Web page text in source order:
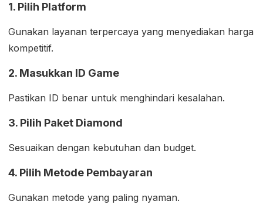
1. Pilih Platform
Gunakan layanan terpercaya yang menyediakan harga
kompetitif.
2. Masukkan ID Game
Pastikan ID benar untuk menghindari kesalahan.
3. Pilih Paket Diamond
Sesuaikan dengan kebutuhan dan budget.
4. Pilih Metode Pembayaran
Gunakan metode yang paling nyaman.